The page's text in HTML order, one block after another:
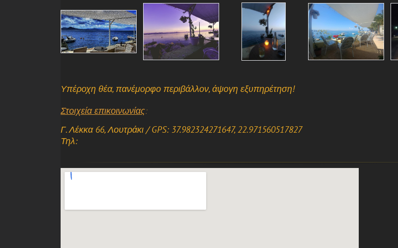
Υπέροχη θέα, πανέμορφο περιβάλλον, άψογη εξυπηρέτηση!
Στοιχεία επικοινωνίας:
Γ. Λέκκα 66, Λουτράκι / GPS: 37.982324271647, 22.971560517827
Τηλ: